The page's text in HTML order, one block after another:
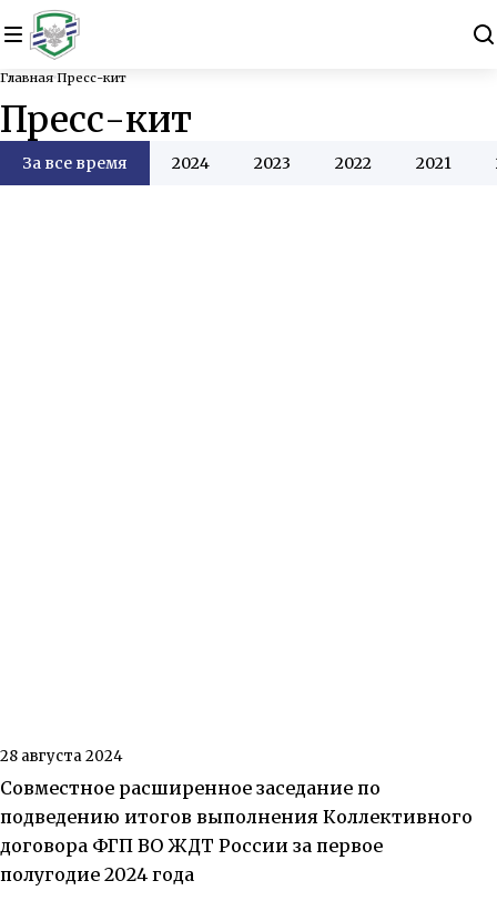
Главная Пресс-кит
Пресс-кит
За все время 2024 2023 2022 2021
28 августа 2024
Совместное расширенное заседание по
подведению итогов выполнения Коллективного
договора ФГП ВО ЖДТ России за первое
полугодие 2024 года